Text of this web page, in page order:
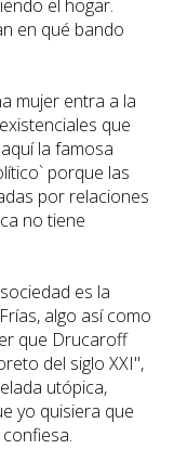
el hogar.
en qué bando
mujer entra a la
que
la famosa
porque las
por relaciones
no tiene
es la
algo así como
que Drucaroff
del siglo XXI",
utópica,
yo quisiera que